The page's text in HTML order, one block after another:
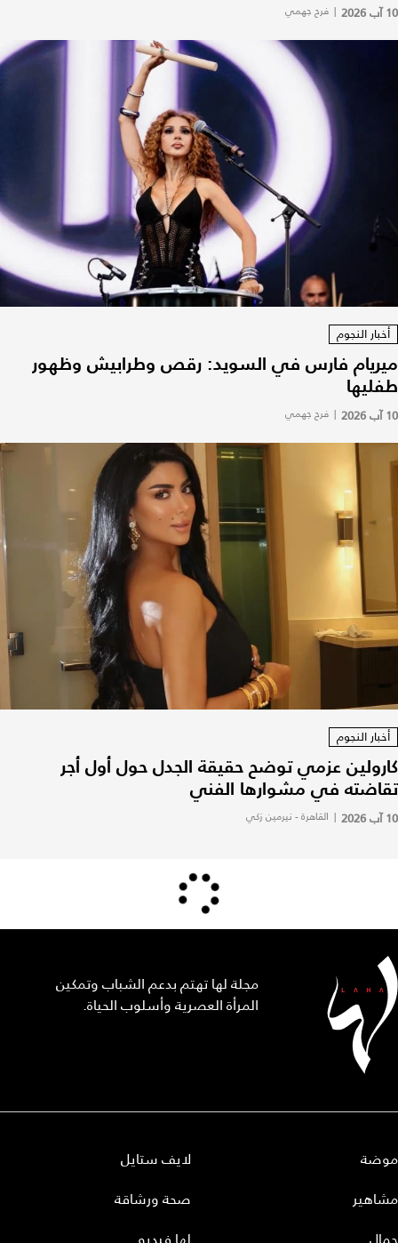
10 آب 2026 | فرح جهمي
أخبار النجوم
ميريام فارس في السويد: رقص وطرابيش وظهور
طفليها
10 آب 2026 | فرح جهمي
أخبار النجوم
كارولين عزمي توضح حقيقة الجدل حول أول أجر
تقاضته في مشوارها الفني
10 آب 2026 | القاهرة - نيرمين زكي
مجلة لها تهتم بدعم الشباب وتمكين
المرأة العصرية وأسلوب الحياة.
موضة
مشاهير
لايف ستايل
صحة ورشاقة